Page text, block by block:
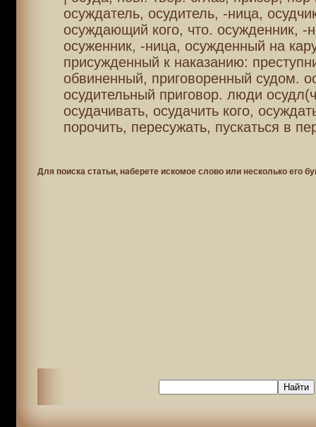
осуждатель, осудитель, -ница,
осуждающий кого, что. осужденник, -
осуженник, -ница, осужденный на
присужденный к наказанию:
обвиненный, приговоренный судом.
осудительный приговор. люди
осудачивать, осудачить кого,
порочить, пересужать, пускаться в
Для поиска статьи, наберете искомое слово или несколько его